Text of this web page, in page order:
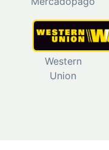
Western
Union